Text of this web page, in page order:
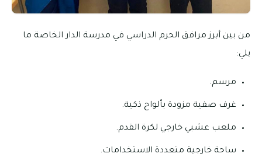
من بين أبرز مرافق الحرم الدراسي في مدرسة الدار الخاصة ما
يلي:
مرسم.
غرف صفية مزودة بألواح ذكية.
ملعب عشبي خارجي لكرة القدم.
ساحة خارجية متعددة الاستخدامات.